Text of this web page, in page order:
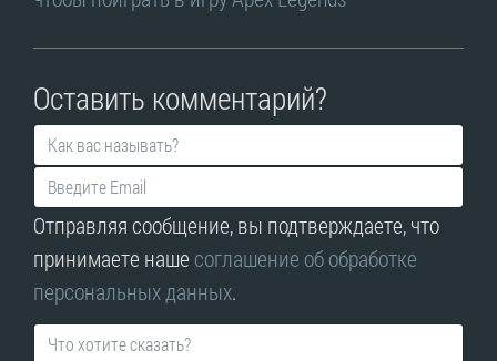
Оставить комментарий?
Отправляя сообщение, вы подтверждаете, что
принимаете наше соглашение об обработке
персональных данных.